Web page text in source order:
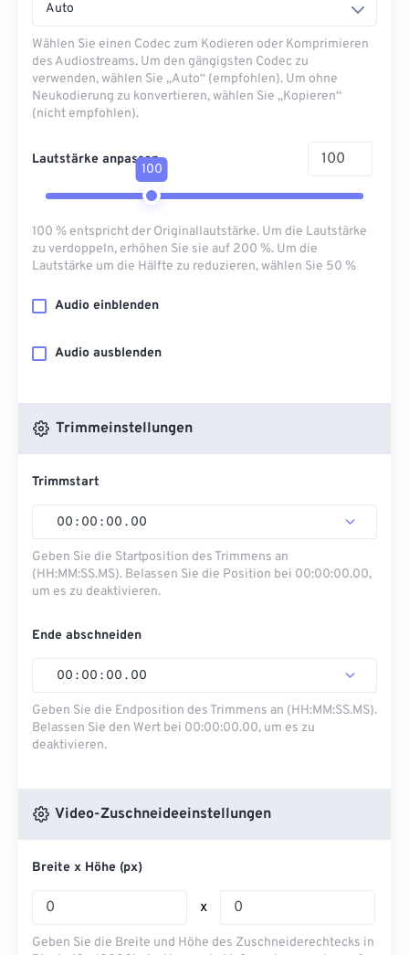
Auto
Wählen Sie einen Codec zum Kodieren oder Komprimieren
des Audiostreams. Um den gängigsten Codec zu
verwenden, wählen Sie „Auto“ (empfohlen). Um ohne
Neukodierung zu konvertieren, wählen Sie „Kopieren“
(nicht empfohlen).
Lautstärke anpassen
100
100 % entspricht der Originallautstärke. Um die Lautstärke
zu verdoppeln, erhöhen Sie sie auf 200 %. Um die
Lautstärke um die Hälfte zu reduzieren, wählen Sie 50 %
Audio einblenden
Audio ausblenden
Trimmeinstellungen
Trimmstart
00 : 00 : 00 . 00
Geben Sie die Startposition des Trimmens an
(HH:MM:SS.MS). Belassen Sie die Position bei 00:00:00.00,
um es zu deaktivieren.
Ende abschneiden
00 : 00 : 00 . 00
Geben Sie die Endposition des Trimmens an (HH:MM:SS.MS).
Belassen Sie den Wert bei 00:00:00.00, um es zu
deaktivieren.
Video-Zuschneideeinstellungen
Breite x Höhe (px)
x
Geben Sie die Breite und Höhe des Zuschneiderechtecks ​​in